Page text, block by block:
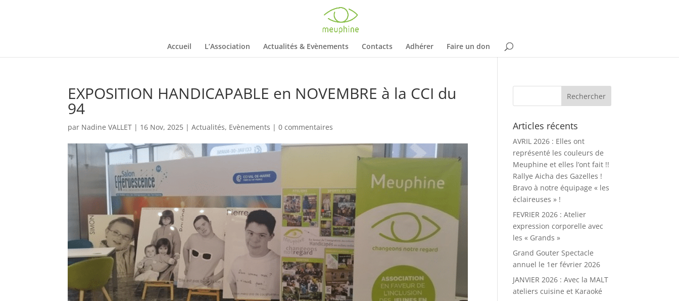
Accueil L’Association Actualités & Evènements Contacts Adhérer Faire un don
EXPOSITION HANDICAPABLE en NOVEMBRE à la CCI du
94
par Nadine VALLET | 16 Nov, 2025 |Actualités, Evènements |0 commentaires Articles récents
AVRIL 2026 : Elles ont
représenté les couleurs de
Meuphine et elles l’ont fait !!
Rallye Aicha des Gazelles !
Bravo à notre équipage « les
éclaireuses » !
FEVRIER 2026 : Atelier
expression corporelle avec
les « Grands »
Grand Gouter Spectacle
annuel le 1er février 2026
JANVIER 2026 : Avec la MALT
ateliers cuisine et Karaoké